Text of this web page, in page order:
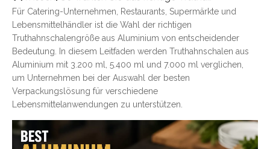
Für Catering-Unternehmen, Restaurants, Supermärkte und
Lebensmittelhändler ist die Wahl der richtigen
Truthahnschalengröße aus Aluminium von entscheidender
Bedeutung. In diesem Leitfaden werden Truthahnschalen aus
Aluminium mit 3.200 ml, 5.400 ml und 7.000 ml verglichen,
um Unternehmen bei der Auswahl der besten
Verpackungslösung für verschiedene
Lebensmittelanwendungen zu unterstützen.